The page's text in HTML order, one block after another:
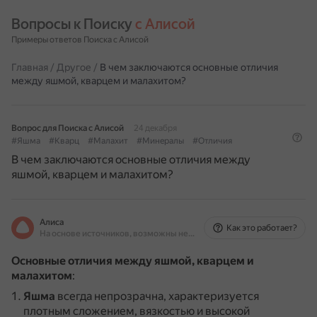
Вопросы к Поиску с Алисой
Примеры ответов Поиска с Алисой
Главная / Другое / В чем заключаются основные отличия
между яшмой, кварцем и малахитом?
Вопрос для Поиска с Алисой
24 декабря
#Яшма
#Кварц #Малахит #Минералы #Отличия
В чем заключаются основные отличия между
яшмой, кварцем и малахитом?
Алиса
На основе источников, возможны неточности
Как это работает?
Основные отличия между яшмой, кварцем и
малахитом:
Яшма всегда непрозрачна, характеризуется
плотным сложением, вязкостью и высокой